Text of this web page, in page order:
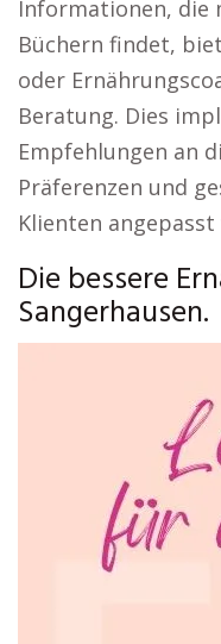
Informationen, die
Büchern findet,
oder
Beratung. Dies
Empfehlungen an
Präferenzen und
Klienten angepasst
Die bessere
Sangerhausen.